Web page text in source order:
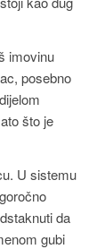
imovinu
posebno
što je
U sistemu
da
gubi